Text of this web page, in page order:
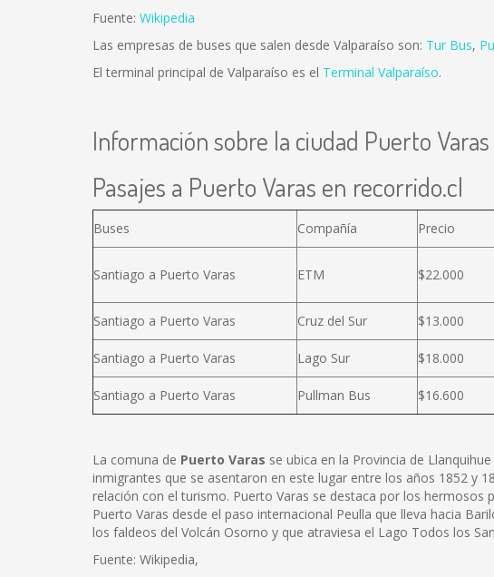
Fuente: Wikipedia
Las empresas de buses que salen desde Valparaíso son: Tur Bus,
El terminal principal de Valparaíso es el Terminal Valparaíso.
Información sobre la ciudad Puerto Varas
Pasajes a Puerto Varas en recorrido.cl
Buses Compañía Precio
Santiago a Puerto Varas ETM $22.000
Santiago a Puerto Varas Cruz del Sur $13.000
Santiago a Puerto Varas Lago Sur $18.000
Santiago a Puerto Varas Pullman Bus $16.600
La comuna de Puerto Varas se ubica en la Provincia de
inmigrantes que se asentaron en este lugar entre los años 1852 y
relación con el turismo. Puerto Varas se destaca por los hermosos
Puerto Varas desde el paso internacional Peulla que lleva hacia
los faldeos del Volcán Osorno y que atraviesa el Lago Todos los
Fuente: Wikipedia,